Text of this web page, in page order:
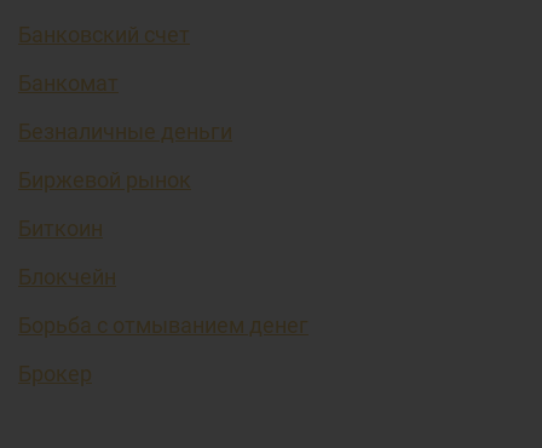
Банковский счет
Банкомат
Безналичные деньги
Биржевой рынок
Биткоин
Блокчейн
Борьба с отмыванием денег
Брокер